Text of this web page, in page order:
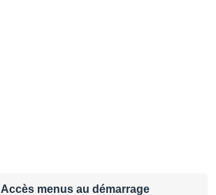
Accès menus au démarrage